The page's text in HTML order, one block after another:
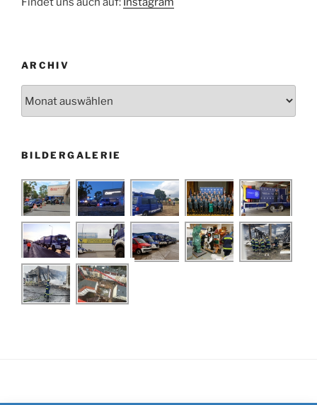
ARCHIV
BILDERGALERIE